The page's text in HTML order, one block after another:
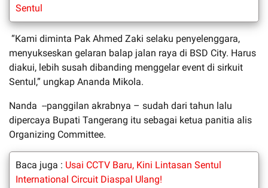
Sentul
“Kami diminta Pak Ahmed Zaki selaku penyelenggara,
menyukseskan gelaran balap jalan raya di BSD City. Harus
diakui, lebih susah dibanding menggelar event di sirkuit
Sentul,” ungkap Ananda Mikola.
Nanda --panggilan akrabnya – sudah dari tahun lalu
dipercaya Bupati Tangerang itu sebagai ketua panitia alis
Organizing Committee.
Baca juga : Usai CCTV Baru, Kini Lintasan Sentul
International Circuit Diaspal Ulang!